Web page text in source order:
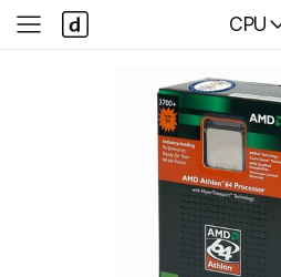
다나와
CPU
사
이
다
나
와